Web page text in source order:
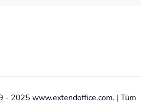
- 2025 www.extendoffice.com. | Tüm